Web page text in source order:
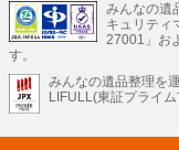
不動産・住宅
引越し
不動産クラウドファン
LIFULL HOME'Sのサー
不動産・住宅
不動産査定 マンション
みんなの遺
キュリティ
27001」お
す。
みんなの遺品整理を
LIFULL(東証プライ